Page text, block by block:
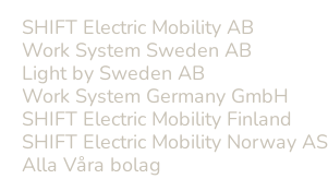
SHIFT Electric Mobility AB
Work System Sweden AB
Light by Sweden AB
Work System Germany GmbH
SHIFT Electric Mobility Finland
SHIFT Electric Mobility Norway AS
Alla Våra bolag